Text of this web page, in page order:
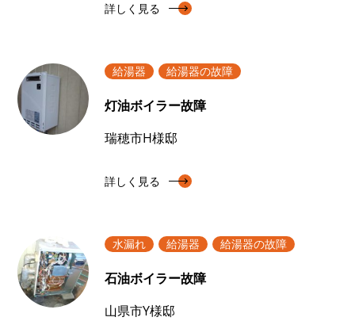
詳しく見る
給湯器 給湯器の故障
灯油ボイラー故障
瑞穂市H様邸
詳しく見る
水漏れ 給湯器 給湯器の故障
石油ボイラー故障
山県市Y様邸